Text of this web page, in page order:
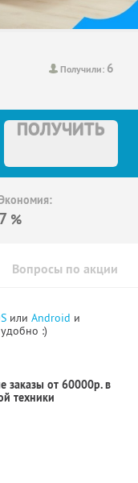
Получили: 6
ПОЛУЧИТЬ
7 %
Вопросы по акции
или Android и
:)
заказы от 60000р. в
техники